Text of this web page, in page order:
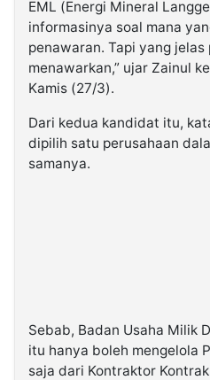
EML (Energi Mineral
informasinya soal mana
penawaran. Tapi yang
menawarkan,” ujar Zainul
Kamis (27/3).
Dari kedua kandidat itu,
dipilih satu perusahaan
samanya.
Sebab, Badan Usaha Milik
itu hanya boleh mengelola
saja dari Kontraktor